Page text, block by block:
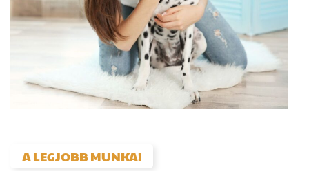
A LEGJOBB MUNKA!